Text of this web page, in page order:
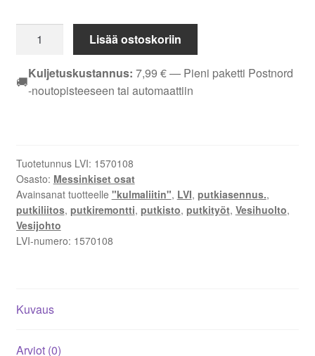
DN
40
Lisää ostoskoriin
🚚Kuljetuskustannus: 7,99 €— Pieni paketti Postnord
-noutopisteeseen tai automaattiin
Tuotetunnus LVI: 1570108
Osasto: Messinkiset osat
Avainsanat tuotteelle "kulmaliitin", LVI, putkiasennus.,
putkiliitos, putkiremontti, putkisto, putkityöt, Vesihuolto,
Vesijohto
LVI-numero: 1570108
Kuvaus
Arviot (0)